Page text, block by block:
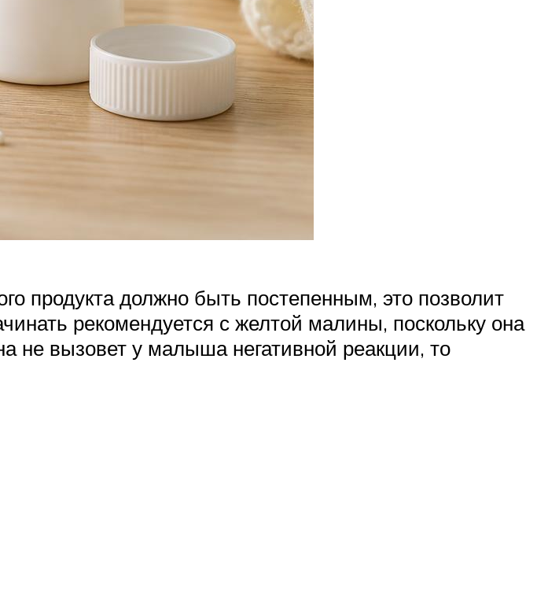
продукта должно быть постепенным, это позволит
рекомендуется с желтой малины, поскольку она
не вызовет у малыша негативной реакции, то